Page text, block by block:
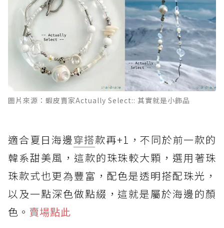
圖片來源：蝦皮賣家Actually Select:: 其實就是小飾品
適合夏日海邊穿搭款再+1，不同於前一款的
韓系甜美風，這款的珠珠較大顆，選用著珠
珠款式也更為豐富，配色是透明搭配珠光，
以及一點深色做點綴，這就是屬於海邊的顏
色。 賣場點此